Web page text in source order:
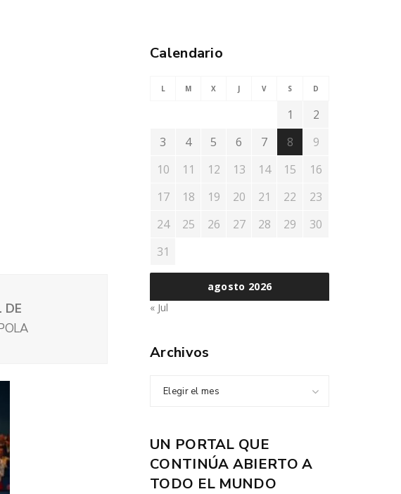
DE
Calendario
agosto 2026
L M X J V S D
1
2
3
4 5 6 7 8
9
10
11 12 13 14 15
16
17
18 19 20 21 22
23
24
25 26 27 28 29
30
31
« Jul
Archivos
Elegir el mes
UN PORTAL QUE
CONTINÚA ABIERTO A
TODO EL MUNDO